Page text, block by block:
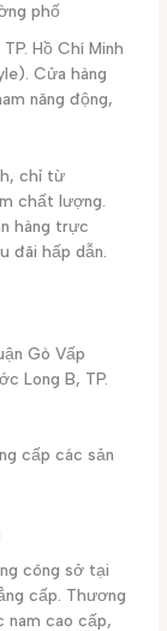
phố
Hồ Chí Minh
Cửa hàng
năng động,
chỉ từ
chất lượng.
hàng trực
đãi hấp dẫn.
Gò Vấp
Long B, TP.
cấp các sản
công sở tại
cấp. Thương
nam cao cấp,